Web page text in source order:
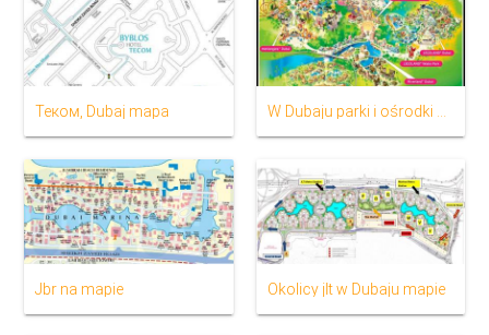
Теком, Dubaj mapa
Jbr na mapie Okolicy jlt w Dubaju mapie